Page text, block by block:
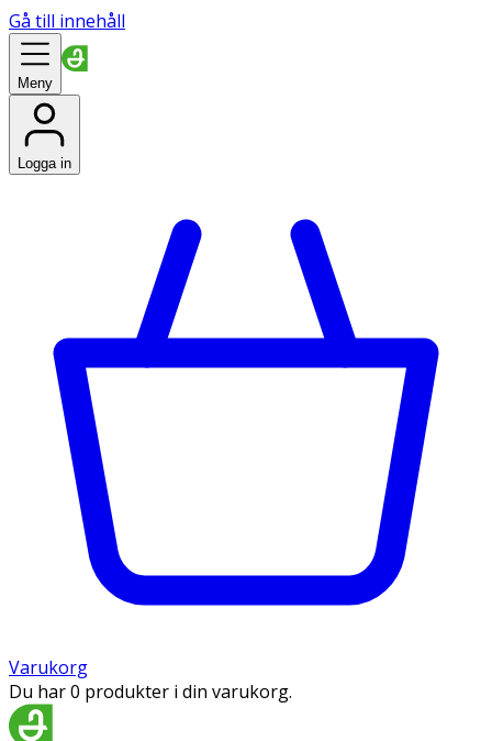
Gå till innehåll
Meny
Logga in
Varukorg
Du har 0 produkter i din varukorg.